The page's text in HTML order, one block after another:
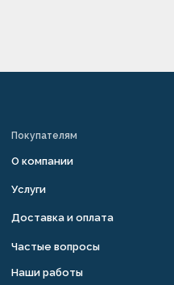
Покупателям
О компании
Услуги
Доставка и оплата
Частые вопросы
Наши работы